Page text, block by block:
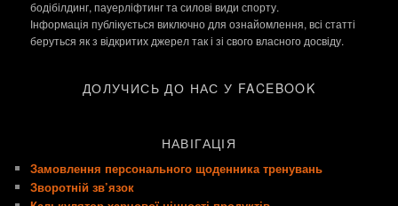
бодібілдинг, пауерліфтинг та силові види спорту.
Інформація публікується виключно для ознайомлення, всі статті
беруться як з відкритих джерел так і зі свого власного досвіду.
ДОЛУЧИСЬ ДО НАС У FACEBOOK
НАВІГАЦІЯ
Замовлення персонального щоденника тренувань
Зворотній зв’язок